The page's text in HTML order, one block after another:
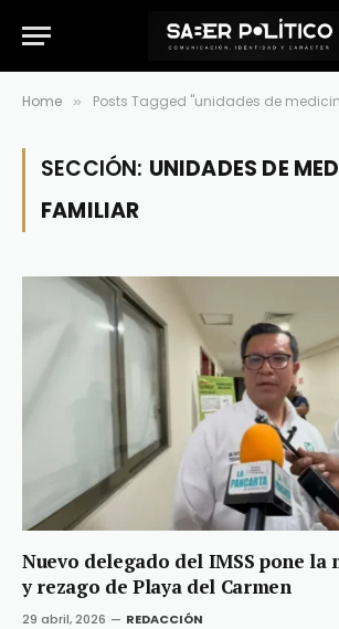
Home » Posts Tagged "unidades de
SECCIÓN: UNIDADES DE
FAMILIAR
Nuevo delegado del IMSS pone la
y rezago de Playa del Carmen
29 abril, 2026 REDACCIÓN